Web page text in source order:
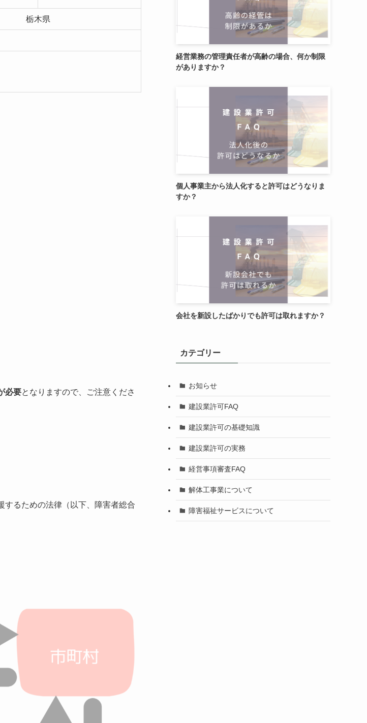
栃木県
必要となりますので、ご注意くださ
するための法律（以下、障害者総合
経営業務の管理責任者が高齢の場合、何か制限
がありますか？
個人事業主から法人化すると許可はどうなりま
すか？
会社を新設したばかりでも許可は取れますか？
カテゴリー
お知らせ
建設業許可FAQ
建設業許可の基礎知識
建設業許可の実務
経営事項審査FAQ
解体工事業について
障害福祉サービスについて